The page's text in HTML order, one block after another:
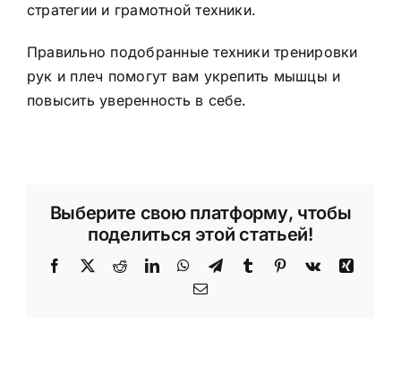
стратегии и грамотной техники.
Правильно подобранные техники тренировки
рук и плеч помогут вам укрепить мышцы и
повысить уверенность в себе.
Выберите свою платформу, чтобы
поделиться этой статьей!
Facebook
X RedditLinkedInWhatsApp
TelegramTumblr Pinterest
Vk
Синь
Электронная